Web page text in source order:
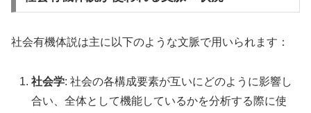
社会有機体説は主に以下のような文脈で用いられます：
社会学: 社会の各構成要素が互いにどのように影響し
合い、全体として機能しているかを分析する際に使